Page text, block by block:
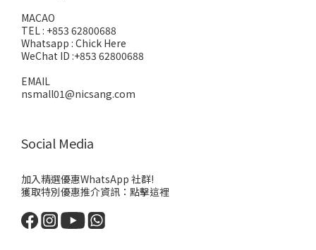
MACAO
TEL : +853 62800688
Whatsapp : Chick Here
WeChat ID :+853 62800688
EMAIL
nsmall01@nicsang.com
Social Media
加入精選優惠WhatsApp 社群!
獲取特別優惠推介資訊： 點擊這裡